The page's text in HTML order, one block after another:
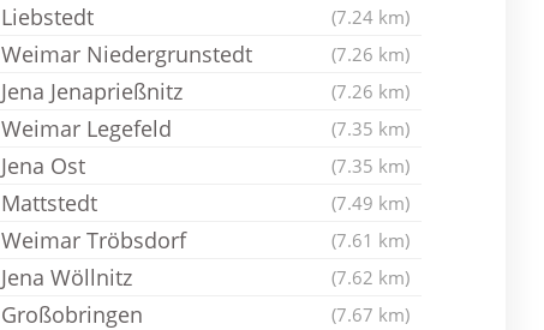
Liebstedt (7.24 km)
Weimar Niedergrunstedt (7.26 km)
Jena Jenaprießnitz (7.26 km)
Weimar Legefeld (7.35 km)
Jena Ost (7.35 km)
Mattstedt (7.49 km)
Weimar Tröbsdorf (7.61 km)
Jena Wöllnitz (7.62 km)
Großobringen (7.67 km)